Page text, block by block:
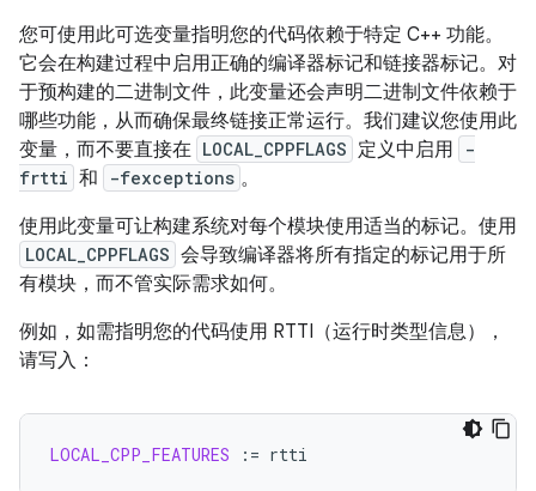
您可使用此可选变量指明您的代码依赖于特定 C++ 功能。
它会在构建过程中启用正确的编译器标记和链接器标记。对
于预构建的二进制文件，此变量还会声明二进制文件依赖于
哪些功能，从而确保最终链接正常运行。我们建议您使用此
变量，而不要直接在 LOCAL_CPPFLAGS 定义中启用
-
frtti 和 -fexceptions 。
使用此变量可让构建系统对每个模块使用适当的标记。使用
LOCAL_CPPFLAGS 会导致编译器将所有指定的标记用于所
有模块，而不管实际需求如何。
例如，如需指明您的代码使用 RTTI（运行时类型信息），
请写入：
LOCAL_CPP_FEATURES :=